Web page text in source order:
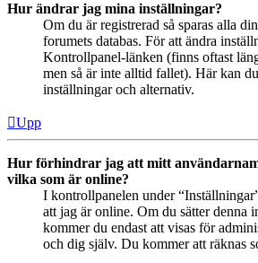
Hur ändrar jag mina inställningar?
Om du är registrerad så sparas alla
forumets databas. För att ändra
Kontrollpanel-länken (finns oftast
men så är inte alltid fallet). Här kan
inställningar och alternativ.
Upp
Hur förhindrar jag att mitt
vilka som är online?
I kontrollpanelen under
att jag är online. Om du sätter denna
kommer du endast att visas för
och dig själv. Du kommer att räknas